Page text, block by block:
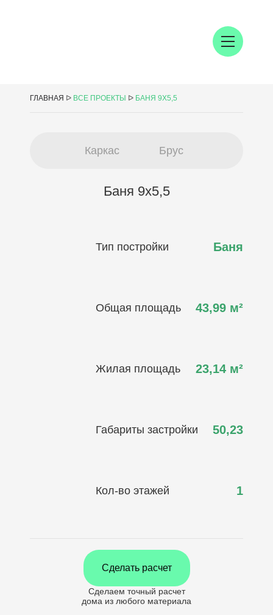
ГЛАВНАЯ ᐅ ВСЕ ПРОЕКТЫ ᐅ БАНЯ 9Х5,5
Каркас Брус
Баня 9х5,5
Тип постройки Баня
Общая площадь 43,99 м²
Жилая площадь 23,14 м²
Габариты застройки 50,23
Кол-во этажей 1
Сделать расчет
Сделаем точный расчет
дома из любого материала